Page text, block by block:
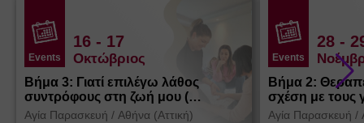
Events
16 - 17
Οκτώβριος
Βήμα 3: Γιατί επιλέγω λάθος
συντρόφους στη ζωή μου (
Θεσσαλονίκη)
Αγία Παρασκευή / Αθήνα (Αττική)
Events
28 -
Βήμα 2:
σχέση με τους
Αγία Παρασκευή /